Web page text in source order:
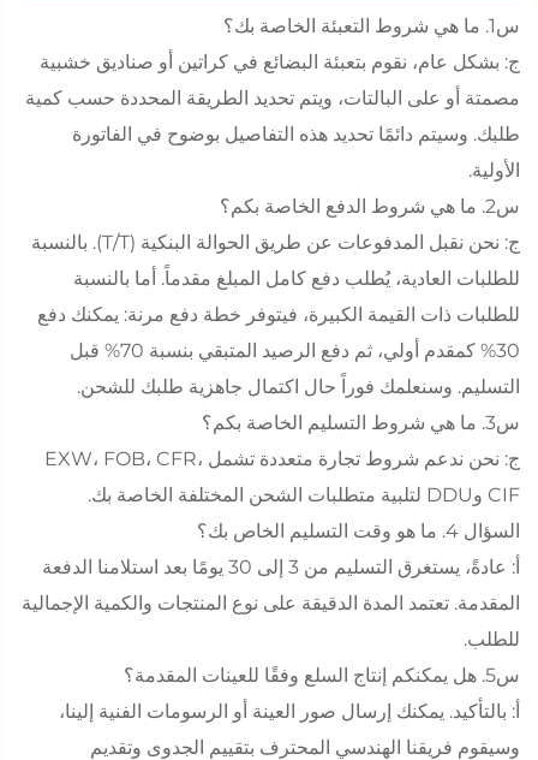
س1. ما هي شروط التعبئة الخاصة بك؟
ج: بشكل عام، نقوم بتعبئة البضائع في كراتين أو صناديق خشبية
مصمتة أو على البالتات، ويتم تحديد الطريقة المحددة حسب كمية
طلبك. وسيتم دائمًا تحديد هذه التفاصيل بوضوح في الفاتورة
الأولية.
س2. ما هي شروط الدفع الخاصة بكم؟
ج: نحن نقبل المدفوعات عن طريق الحوالة البنكية (T/T). بالنسبة
للطلبات العادية، يُطلب دفع كامل المبلغ مقدماً. أما بالنسبة
للطلبات ذات القيمة الكبيرة، فيتوفر خطة دفع مرنة: يمكنك دفع
30% كمقدم أولي، ثم دفع الرصيد المتبقي بنسبة 70% قبل
التسليم. وسنعلمك فوراً حال اكتمال جاهزية طلبك للشحن.
س3. ما هي شروط التسليم الخاصة بكم؟
ج: نحن ندعم شروط تجارة متعددة تشمل EXW، FOB، CFR،
CIF وDDU لتلبية متطلبات الشحن المختلفة الخاصة بك.
السؤال 4. ما هو وقت التسليم الخاص بك؟
أ: عادةً، يستغرق التسليم من 3 إلى 30 يومًا بعد استلامنا الدفعة
المقدمة. تعتمد المدة الدقيقة على نوع المنتجات والكمية الإجمالية
للطلب.
س5. هل يمكنكم إنتاج السلع وفقًا للعينات المقدمة؟
أ: بالتأكيد. يمكنك إرسال صور العينة أو الرسومات الفنية إلينا،
وسيقوم فريقنا الهندسي المحترف بتقييم الجدوى وتقديم